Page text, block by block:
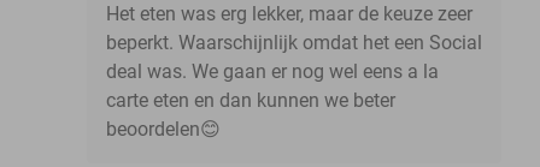
Het eten was erg lekker, maar de keuze zeer
beperkt. Waarschijnlijk omdat het een Social
deal was. We gaan er nog wel eens a la
carte eten en dan kunnen we beter
beoordelen😊